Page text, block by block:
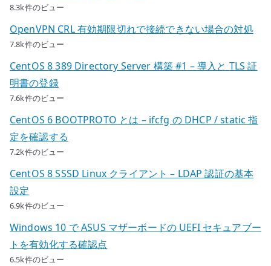
8.3k件のビュー
OpenVPN CRL 有効期限切れで接続できない場合の対処
7.8k件のビュー
CentOS 8 389 Directory Server 構築 #1 – 導入と TLS 証
明書の登録
7.6k件のビュー
CentOS 6 BOOTPROTO とは – ifcfg の DHCP / static 指
定を確認する
7.2k件のビュー
CentOS 8 SSSD Linux クライアント – LDAP 認証の基本
設定
6.9k件のビュー
Windows 10 で ASUS マザーボードの UEFI セキュアブー
トを有効化する確認点
6.5k件のビュー